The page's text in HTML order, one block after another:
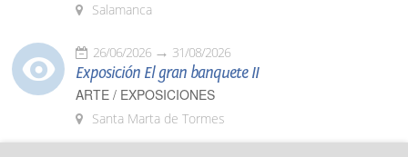
Salamanca
26/06/2026 31/08/2026
Exposición El gran banquete II
ARTE / EXPOSICIONES
Santa Marta de Tormes